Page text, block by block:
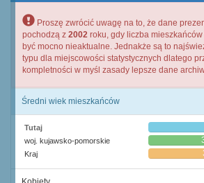
Proszę zwrócić uwagę na to, że dane
pochodzą z 2002 roku, gdy liczba mieszkańców
być mocno nieaktualne. Jednakże są to
typu dla miejscowości statystycznych dlatego
kompletności w myśl zasady lepsze dane
Średni wiek mieszkańców
Tutaj
woj. kujawsko-pomorskie
Kraj